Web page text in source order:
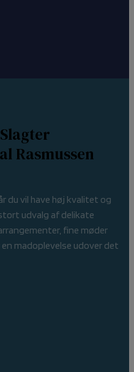
Rasmussen
du vil have høj kvalitet og
udvalg af delikate
fine møder
madoplevelse udover det